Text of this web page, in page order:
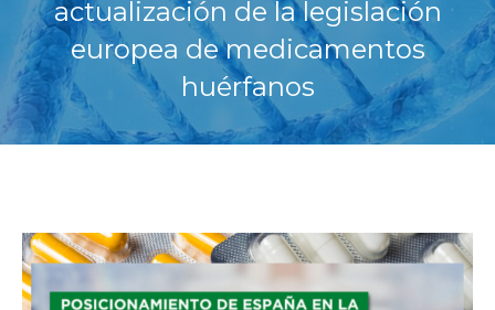
actualización de la legislación
europea de medicamentos
huérfanos